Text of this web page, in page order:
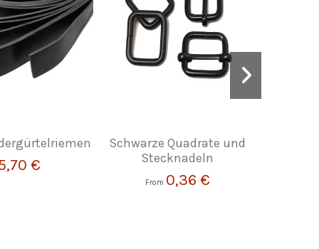
€
Schwarze Quadrate und
Stecknadeln
From 0,36 €